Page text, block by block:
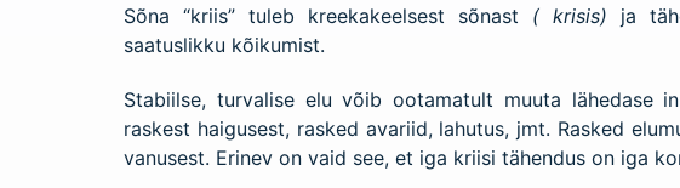
Sõna “kriis” tuleb kreekakeelsest sõnast ( krisis) ja
saatuslikku kõikumist.
Stabiilse, turvalise elu võib ootamatult muuta lähedase
raskest haigusest, rasked avariid, lahutus, jmt. Rasked
vanusest. Erinev on vaid see, et iga kriisi tähendus on iga